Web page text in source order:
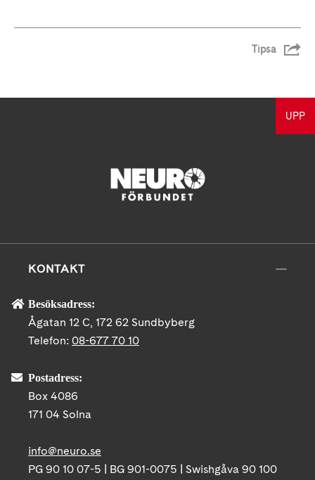
Tipsa
UPP
KONTAKT
Besöksadress:
Ågatan 12 C, 172 62 Sundbyberg
Telefon: 08-677 70 10
Postadress:
Box 4086
171 04 Solna
info@neuro.se
PG 90 10 07-5 | BG 901-0075 | Swishgåva 90 100